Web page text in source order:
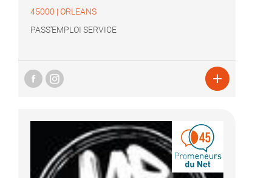
45000 | ORLEANS
PASS'EMPLOI SERVICE
